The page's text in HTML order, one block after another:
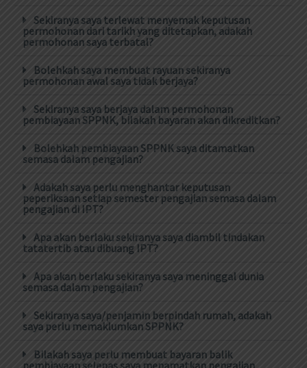
Sekiranya saya terlewat menyemak keputusan
permohonan dari tarikh yang ditetapkan, adakah
permohonan saya terbatal?
Bolehkah saya membuat rayuan sekiranya
permohonan awal saya tidak berjaya?
Sekiranya saya berjaya dalam permohonan
pembiayaan SPPNK, bilakah bayaran akan dikreditkan?
Bolehkah pembiayaan SPPNK saya ditamatkan
semasa dalam pengajian?
Adakah saya perlu menghantar keputusan
peperiksaan setiap semester pengajian semasa dalam
pengajian di IPT?
Apa akan berlaku sekiranya saya diambil tindakan
tatatertib atau dibuang IPT?
Apa akan berlaku sekiranya saya meninggal dunia
semasa dalam pengajian?
Sekiranya saya/penjamin berpindah rumah, adakah
saya perlu memaklumkan SPPNK?
Bilakah saya perlu membuat bayaran balik